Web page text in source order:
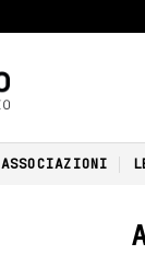
ASSOCIAZIONI